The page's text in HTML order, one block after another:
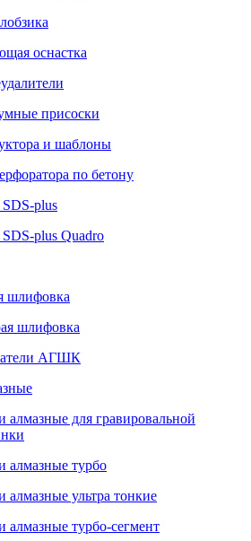
оснастка
присоски
и шаблоны
по бетону
plus
plus Quadro
шлифовка
шлифовка
АГШК
алмазные для гравировальной
алмазные турбо
алмазные ультра тонкие
алмазные турбо-сегмент